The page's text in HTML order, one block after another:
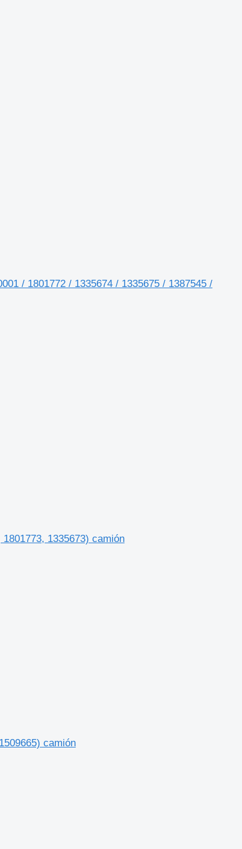
/ 1801772 / 1335674 / 1335675 / 1387545 /
1335673) camión
camión